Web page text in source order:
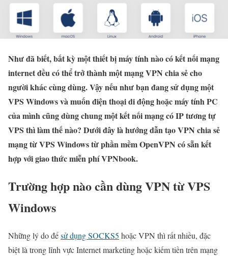
Như đã biết, bất kỳ một thiết bị máy tính nào có kết nối mạng
internet đều có thể trở thành một mạng VPN chia sẻ cho
người khác cùng dùng. Vậy nếu như bạn đang sử dụng một
VPS Windows và muốn điện thoại di động hoặc máy tính PC
của mình cũng dùng chung một kết nối mạng có IP tương tự
VPS thì làm thế nào? Dưới đây là hướng dẫn tạo VPN chia sẻ
mạng từ VPS Windows từ phần mềm OpenVPN có sẵn kết
hợp với giao thức miễn phí VPNbook.
Trường hợp nào cần dùng VPN từ VPS
Windows
Những lý do đểsử dụng SOCKS5 hoặc VPN thì rất nhiều, đặc
biệt là trong lĩnh vực Internet marketing hoặc kiếm tiền trên mạng